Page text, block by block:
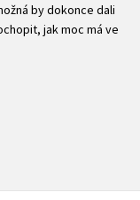
by dokonce dali
jak moc má ve